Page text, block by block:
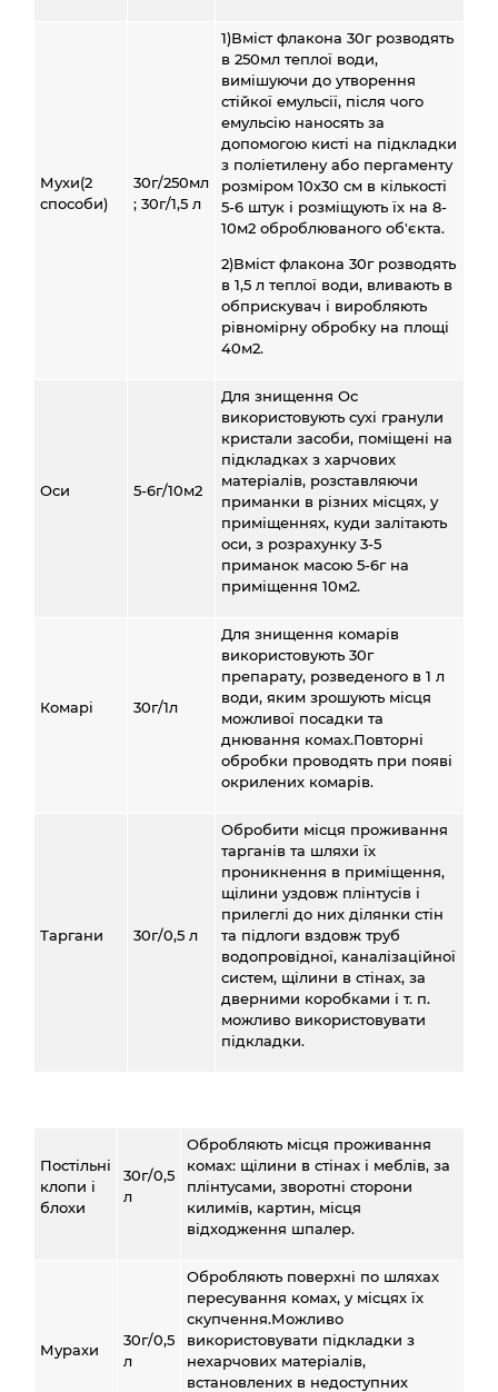
Мухи(2
способи)
30г/250мл
; 30г/1,5 л
1)Вміст флакона 30г розводять
в 250мл теплої води,
вимішуючи до утворення
стійкої емульсії, після чого
емульсію наносять за
допомогою кисті на підкладки
з поліетилену або пергаменту
розміром 10х30 см в кількості
5-6 штук і розміщують їх на 8-
10м2 оброблюваного об'єкта.
2)Вміст флакона 30г розводять
в 1,5 л теплої води, вливають в
обприскувач і виробляють
рівномірну обробку на площі
40м2.
Оси 5-6г/10м2
Для знищення Ос
використовують сухі гранули
кристали засоби, поміщені на
підкладках з харчових
матеріалів, розставляючи
приманки в різних місцях, у
приміщеннях, куди залітають
оси, з розрахунку 3-5
приманок масою 5-6г на
приміщення 10м2.
Комарі 30г/1л
Для знищення комарів
використовують 30г
препарату, розведеного в 1 л
води, яким зрошують місця
можливої посадки та
днювання комах.Повторні
обробки проводять при появі
окрилених комарів.
Таргани 30г/0,5 л
Обробити місця проживання
тарганів та шляхи їх
проникнення в приміщення,
щілини уздовж плінтусів і
прилеглі до них ділянки стін
та підлоги вздовж труб
водопровідної, каналізаційної
систем, щілини в стінах, за
дверними коробками і т. п.
можливо використовувати
підкладки.
Постільні
клопи і
блохи
30г/0,5
л
Обробляють місця проживання
комах: щілини в стінах і меблів, за
плінтусами, зворотні сторони
килимів, картин, місця
відходження шпалер.
Мурахи
30г/0,5
л
Обробляють поверхні по шляхах
пересування комах, у місцях їх
скупчення.Можливо
використовувати підкладки з
нехарчових матеріалів,
встановлених в недоступних